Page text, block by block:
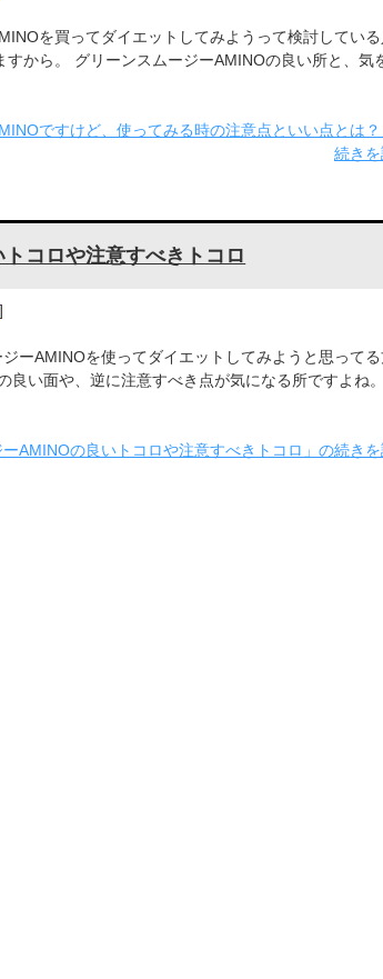
を買ってダイエットしてみようって検討してい
から。 グリーンスムージーAMINOの良い所と、気
ですけど、使ってみる時の注意点といい点とは
続き
コロや注意すべきトコロ
]
ーAMINOを使ってダイエットしてみようと思って
良い面や、逆に注意すべき点が気になる所ですよね
ーAMINOの良いトコロや注意すべきトコロ」の続き